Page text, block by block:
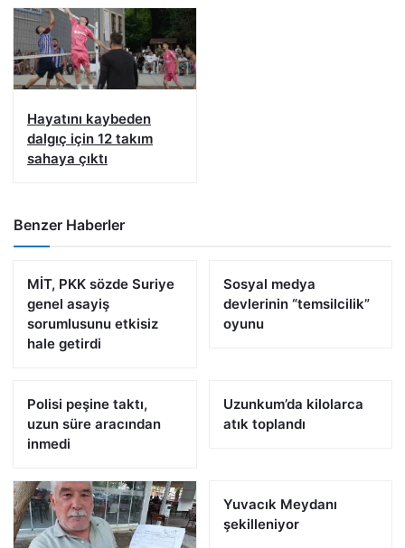
Hayatını kaybeden
dalgıç için 12 takım
sahaya çıktı
Benzer Haberler
MİT, PKK sözde Suriye
genel asayiş
sorumlusunu etkisiz
hale getirdi
Sosyal medya
devlerinin “temsilcilik”
oyunu
Polisi peşine taktı,
uzun süre aracından
inmedi
Uzunkum’da kilolarca
atık toplandı
Yuvacık Meydanı
şekilleniyor